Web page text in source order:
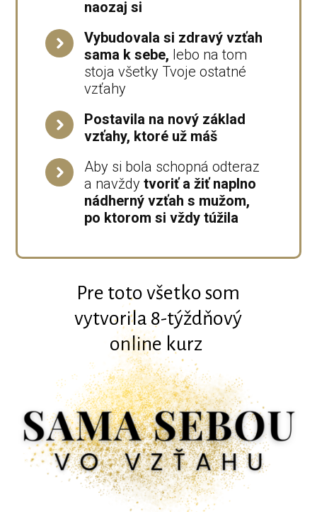
naozaj si
Vybudovala si zdravý vzťah
sama k sebe, lebo na tom
stoja všetky Tvoje ostatné
vzťahy
Postavila na nový základ
vzťahy, ktoré už máš
Aby si bola schopná odteraz
a navždy tvoriť a žiť naplno
nádherný vzťah s mužom,
po ktorom si vždy túžila
Pre toto všetko som
vytvorila 8-týždňový
online kurz